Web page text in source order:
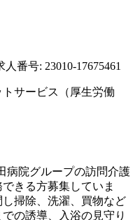
番号: 23010-17675461
サービス（厚生労働
病院グループの訪問介護
きる方募集していま
掃除、洗濯、買物など
の誘導、入浴の見守り